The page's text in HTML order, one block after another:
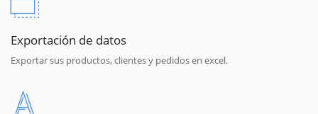
Exportación de datos
Exportar sus productos, clientes y pedidos en excel.